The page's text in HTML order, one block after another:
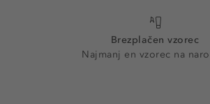
Brezplačen vzorec
Najmanj en vzorec na